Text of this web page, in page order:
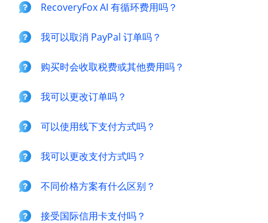
RecoveryFox AI 有循环费用吗？
我可以取消 PayPal 订单吗？
购买时会收取税费或其他费用吗？
我可以更改订单吗？
可以使用线下支付方式吗？
我可以更改支付方式吗？
不同价格方案有什么区别？
接受国际信用卡支付吗？